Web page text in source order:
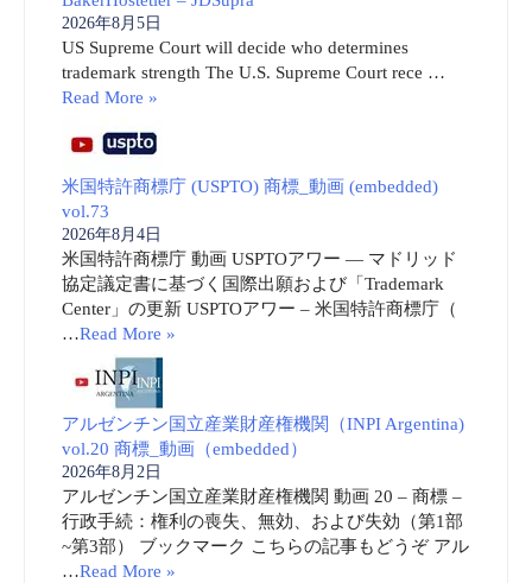
2026年8月5日
US Supreme Court will decide who determines
trademark strength The U.S. Supreme Court rece …
Read More »
米国特許商標庁 (USPTO) 商標_動画 (embedded)
vol.73
2026年8月4日
米国特許商標庁 動画 USPTOアワー ― マドリッド
協定議定書に基づく国際出願および「Trademark
Center」の更新 USPTOアワー – 米国特許商標庁（
…Read More »
アルゼンチン国立産業財産権機関（INPI Argentina)
vol.20 商標_動画（embedded）
2026年8月2日
アルゼンチン国立産業財産権機関 動画 20 – 商標 –
行政手続：権利の喪失、無効、および失効（第1部
~第3部） ブックマーク こちらの記事もどうぞ アル
…Read More »